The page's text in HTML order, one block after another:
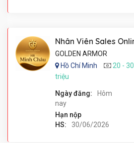
GOLDEN ARMOR
Hồ Chí Minh
20 - 30
triệu
Ngày đăng:
Hôm
nay
Hạn nộp
HS:
30/06/2026